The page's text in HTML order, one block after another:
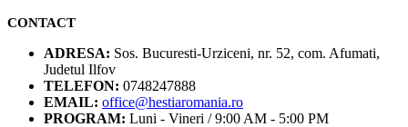
CONTACT
ADRESA: Sos. Bucuresti-Urziceni, nr. 52, com. Afumati,
Judetul Ilfov
TELEFON: 0748247888
EMAIL: office@hestiaromania.ro
PROGRAM: Luni - Vineri / 9:00 AM - 5:00 PM